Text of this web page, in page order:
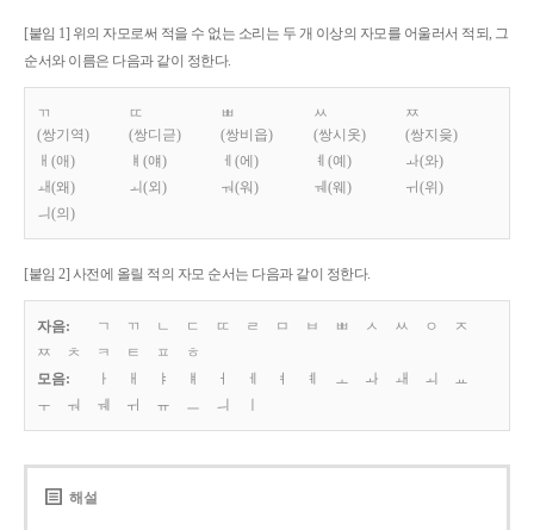
[붙임 1] 위의 자모로써 적을 수 없는 소리는 두 개 이상의 자모를 어울러서 적되, 그
순서와 이름은 다음과 같이 정한다.
ㄲ
(쌍기역)
ㄸ
(쌍디귿)
ㅃ
(쌍비읍)
ㅆ
(쌍시옷)
ㅉ
(쌍지읒)
ㅐ(애)
ㅒ(얘) ㅔ(에) ㅖ(예)
ㅘ(와)
ㅙ(왜)
ㅚ(외) ㅝ(워) ㅞ(웨)
ㅟ(위)
ㅢ(의)
[붙임 2] 사전에 올릴 적의 자모 순서는 다음과 같이 정한다.
자음: ㄱ ㄲ ㄴ ㄷ ㄸ ㄹ ㅁ ㅂ ㅃ ㅅ ㅆ ㅇ
ㅈ
ㅉ
ㅊ ㅋ ㅌ ㅍ
ㅎ
모음:
ㅏ ㅐ ㅑ ㅒ ㅓ ㅔ ㅕ ㅖ ㅗ ㅘ ㅙ ㅚ
ㅛ
ㅜ
ㅝ ㅞ ㅟ ㅠ ㅡ ㅢ
해설